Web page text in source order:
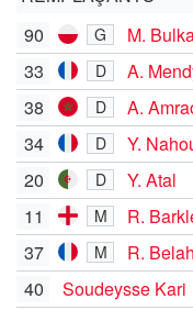
90
G
M.
33
D
A.
38
D
A.
34
D
Y.
20
D Y. Atal
11 M R.
37 M
R.
40
Soudeysse Kari